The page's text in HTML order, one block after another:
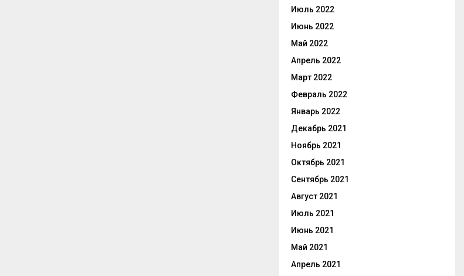
Июль 2022
Июнь 2022
Май 2022
Апрель 2022
Март 2022
Февраль 2022
Январь 2022
Декабрь 2021
Ноябрь 2021
Октябрь 2021
Сентябрь 2021
Август 2021
Июль 2021
Июнь 2021
Май 2021
Апрель 2021